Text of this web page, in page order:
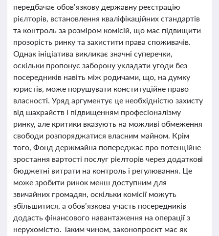
передбачає обов’язкову державну реєстрацію
рієлторів, встановлення кваліфікаційних стандартів
та контроль за розміром комісій, що має підвищити
прозорість ринку та захистити права споживачів.
Однак ініціатива викликає значні суперечки,
оскільки пропонує заборону укладати угоди без
посередників навіть між родичами, що, на думку
юристів, може порушувати конституційне право
власності. Уряд аргументує це необхідністю захисту
від шахрайств і підвищенням професіоналізму
ринку, але критики вказують на можливі обмеження
свободи розпоряджатися власним майном. Крім
того, Фонд держмайна попереджає про потенційне
зростання вартості послуг рієлторів через додаткові
бюджетні витрати на контроль і регулювання. Це
може зробити ринок менш доступним для
звичайних громадян, оскільки комісії можуть
збільшитися, а обов’язкова участь посередників
додасть фінансового навантаження на операції з
нерухомістю. Таким чином, законопроєкт має як